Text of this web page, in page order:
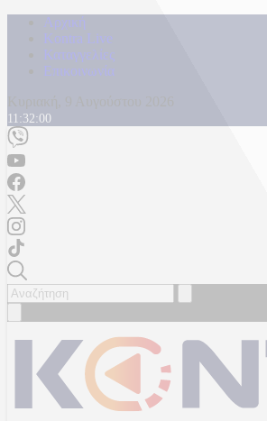
Αρχική
Kontra Live
Καταγγελίες
Επικοινωνία
11:32:02